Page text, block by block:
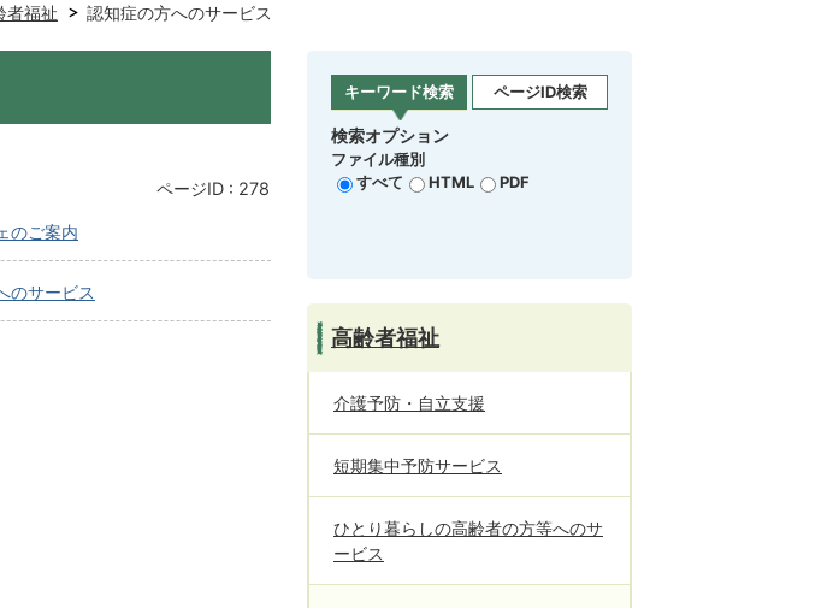
者福祉 認知症の方へのサービス
ページID : 278
のご案内
のサービス
キーワード検索 ページID検索
検索オプション
ファイル種別
すべて
HTML PDF
高齢者福祉
介護予防・自立支援
短期集中予防サービス
ひとり暮らしの高齢者の方等へのサ
ービス